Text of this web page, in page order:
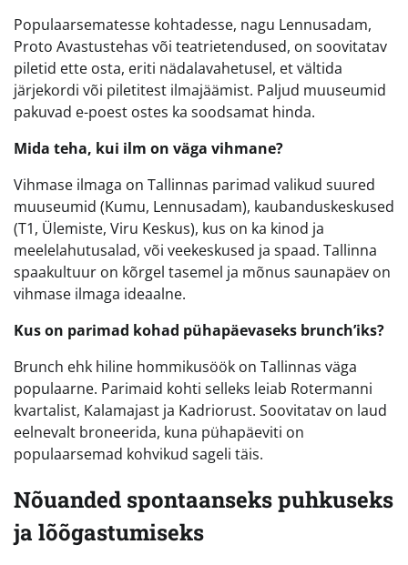
Populaarsematesse kohtadesse, nagu Lennusadam,
Proto Avastustehas või teatrietendused, on soovitatav
piletid ette osta, eriti nädalavahetusel, et vältida
järjekordi või piletitest ilmajäämist. Paljud muuseumid
pakuvad e-poest ostes ka soodsamat hinda.
Mida teha, kui ilm on väga vihmane?
Vihmase ilmaga on Tallinnas parimad valikud suured
muuseumid (Kumu, Lennusadam), kaubanduskeskused
(T1, Ülemiste, Viru Keskus), kus on ka kinod ja
meelelahutusalad, või veekeskused ja spaad. Tallinna
spaakultuur on kõrgel tasemel ja mõnus saunapäev on
vihmase ilmaga ideaalne.
Kus on parimad kohad pühapäevaseks brunch’iks?
Brunch ehk hiline hommikusöök on Tallinnas väga
populaarne. Parimaid kohti selleks leiab Rotermanni
kvartalist, Kalamajast ja Kadriorust. Soovitatav on laud
eelnevalt broneerida, kuna pühapäeviti on
populaarsemad kohvikud sageli täis.
Nõuanded spontaanseks puhkuseks
ja lõõgastumiseks